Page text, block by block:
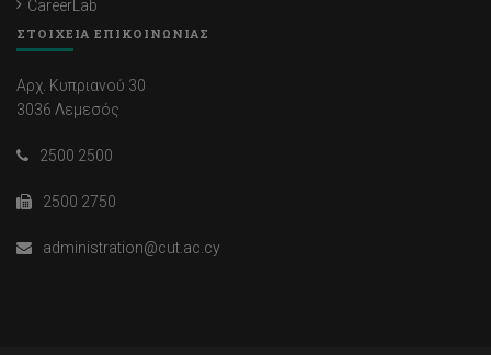
CareerLab
ΣΤΟΙΧΕΙΑ ΕΠΙΚΟΙΝΩΝΙΑΣ
Αρχ. Κυπριανού 30
3036 Λεμεσός
2500 2500
2500 2750
administration@cut.ac.cy